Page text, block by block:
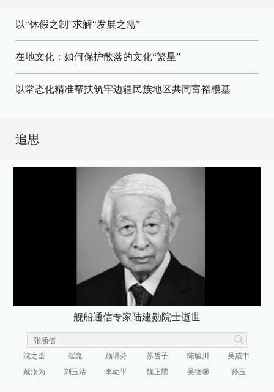
以“休假之制”求解“发展之需”
在地文化：如何保护散落的文化“繁星”
以常态化精准帮扶筑牢边疆民族地区共同富裕根基
追思
舰船通信专家陆建勋院士逝世
沈之荃 崔崑 顾诵芬 苏哲子 陈毓川
吴咸中
戴汝为
刘玉清 李幼平 魏正耀 吴德馨 孙玉